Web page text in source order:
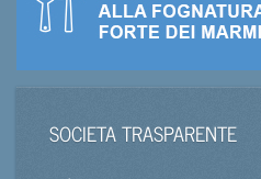
SOCIETA TRASPARENTE